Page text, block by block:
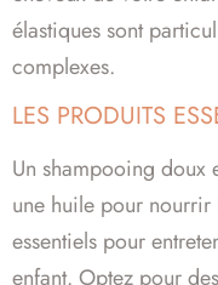
élastiques sont
complexes.
LES PRODUITS
Un shampooing doux
une huile pour nourrir
essentiels pour
enfant. Optez pour